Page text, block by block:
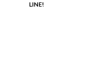
LINE!